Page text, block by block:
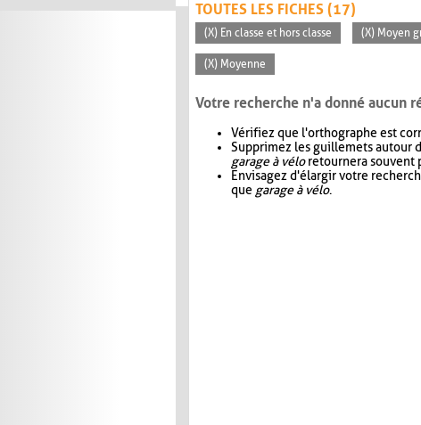
TOUTES LES FICHES (17)
(X) En classe et hors classe (X) Moyen
(X) Moyenne
Votre recherche n'a donné aucun
Vérifiez que l'orthographe est
Supprimez les guillemets autour
garage à véloretournera souvent
Envisagez d'élargir votre
que garage à vélo.